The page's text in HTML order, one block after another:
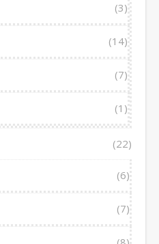
(3)
(14)
(7)
(1)
(22)
(6)
(7)